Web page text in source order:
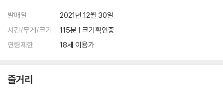
발매일
2021년 12월 30일
시간/무게/크기
115분 | 크기확인중
연령제한
18세 이용가
줄거리